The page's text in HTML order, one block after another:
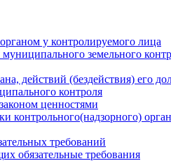
у контролируемого лица
земельного
действий (бездействия) его
контроля
ценностями
контрольного(надзорного)
требований
обязательные требования